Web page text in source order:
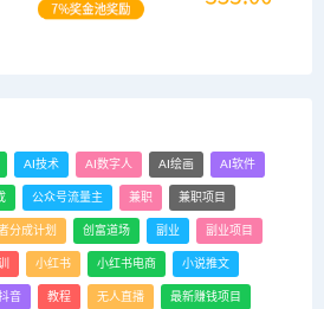
AI技术 AI数字人 AI绘画 AI软件
公众号流量主 兼职 兼职项目
分成计划 创富道场 副业 副业项目
小红书 小红书电商 小说推文
音 教程 无人直播 最新赚钱项目